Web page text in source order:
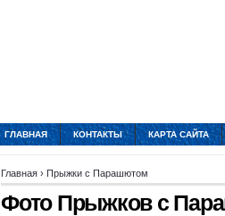
ГЛАВНАЯ КОНТАКТЫ КАРТА САЙТА
Главная › Прыжки с Парашютом
Фото Прыжков с